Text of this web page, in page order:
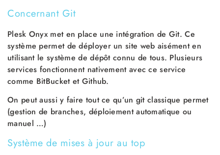
Concernant Git
Plesk Onyx met en place une intégration de Git. Ce
système permet de déployer un site web aisément en
utilisant le système de dépôt connu de tous. Plusieurs
services fonctionnent nativement avec ce service
comme BitBucket et Github.
On peut aussi y faire tout ce qu’un git classique permet
(gestion de branches, déploiement automatique ou
manuel …)
Système de mises à jour au top